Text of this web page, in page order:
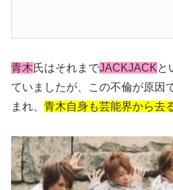
青木氏はそれまでJACKJACKと
ていましたが、この不倫が原因
まれ、 青木自身も芸能界から去